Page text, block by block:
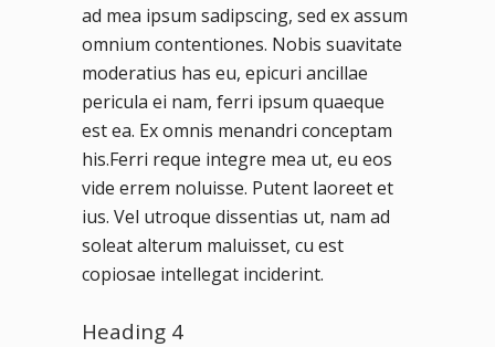
ad mea ipsum sadipscing, sed ex assum
omnium contentiones. Nobis suavitate
moderatius has eu, epicuri ancillae
pericula ei nam, ferri ipsum quaeque
est ea. Ex omnis menandri conceptam
his.Ferri reque integre mea ut, eu eos
vide errem noluisse. Putent laoreet et
ius. Vel utroque dissentias ut, nam ad
soleat alterum maluisset, cu est
copiosae intellegat inciderint.
Heading 4